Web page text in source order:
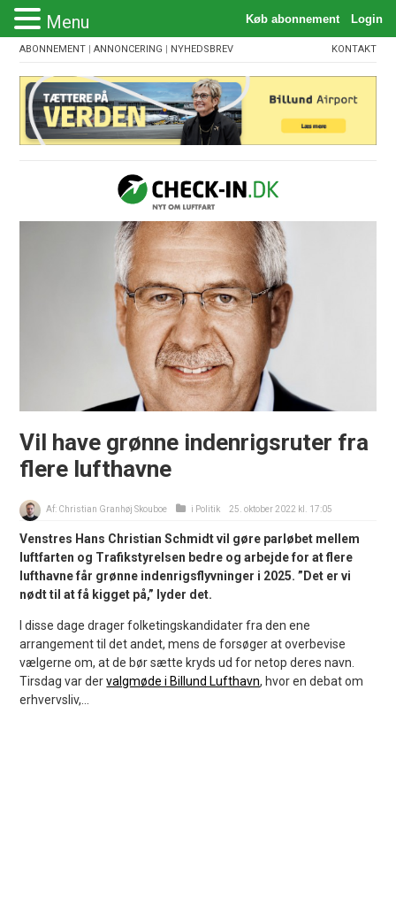
ABONNEMENT |ANNONCERING | NYHEDSBREV KONTAKT
Vil have grønne indenrigsruter fra
flere lufthavne
Af: Christian Granhøj Skouboe i Politik 25. oktober 2022 kl. 17:05
Venstres Hans Christian Schmidt vil gøre parløbet mellem
luftfarten og Trafikstyrelsen bedre og arbejde for at flere
lufthavne får grønne indenrigsflyvninger i 2025. ”Det er vi
nødt til at få kigget på,” lyder det.
I disse dage drager folketingskandidater fra den ene
arrangement til det andet, mens de forsøger at overbevise
vælgerne om, at de bør sætte kryds ud for netop deres navn.
Tirsdag var dervalgmøde i Billund Lufthavn, hvor en debat om
erhvervsliv,...
Menu